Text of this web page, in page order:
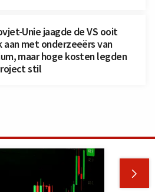
Unie jaagde de VS ooit
aan met onderzeeërs van
maar hoge kosten legden
stil
